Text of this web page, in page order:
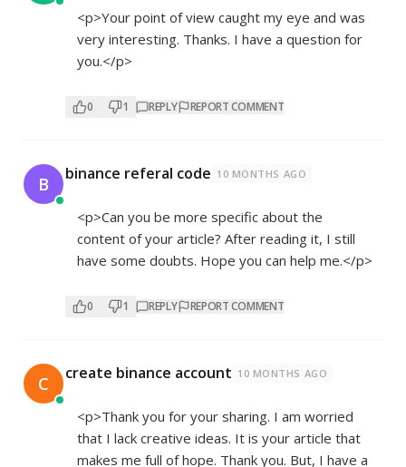
<p>Your point of view caught my eye and was
very interesting. Thanks. I have a question for
you.</p>
0 1 REPLY REPORT COMMENT
B binance referal code 10 MONTHS AGO
<p>Can you be more specific about the
content of your article? After reading it, I still
have some doubts. Hope you can help me.</p>
0 1 REPLY REPORT COMMENT
C create binance account 10 MONTHS AGO
<p>Thank you for your sharing. I am worried
that I lack creative ideas. It is your article that
makes me full of hope. Thank you. But, I have a